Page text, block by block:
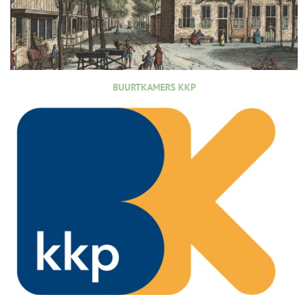
BUURTKAMERS KKP